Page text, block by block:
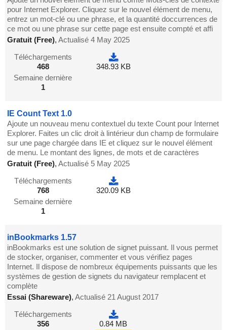
pour Internet Explorer. Cliquez sur le nouvel élément de menu,
entrez un mot-clé ou une phrase, et la quantité doccurrences de
ce mot ou une phrase sur cette page est ensuite compté et affi
Gratuit (Free),Actualisé 4 May 2025
Téléchargements
468
Semaine dernière
1
348.93 KB
IE Count Text 1.0
Ajoute un nouveau menu contextuel du texte Count pour Internet
Explorer. Faites un clic droit à lintérieur dun champ de formulaire
sur une page chargée dans IE et cliquez sur le nouvel élément
de menu. Le montant des lignes, de mots et de caractères
Gratuit (Free),Actualisé 5 May 2025
Téléchargements
768
Semaine dernière
1
320.09 KB
inBookmarks 1.57
inBookmarks est une solution de signet puissant. Il vous permet
de stocker, organiser, commenter et vous vérifiez pages
Internet. Il dispose de nombreux équipements puissants que les
systèmes de gestion de signets du navigateur remplacent et
complète
Essai (Shareware),Actualisé 21 August 2017
Téléchargements
356
0.84 MB